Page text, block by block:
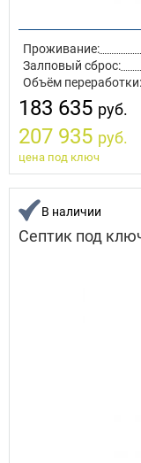
Проживание:
Залповый сброс:
Объём переработки:
183 635 руб.
207 935 руб.
цена под ключ
В наличии
Септик под